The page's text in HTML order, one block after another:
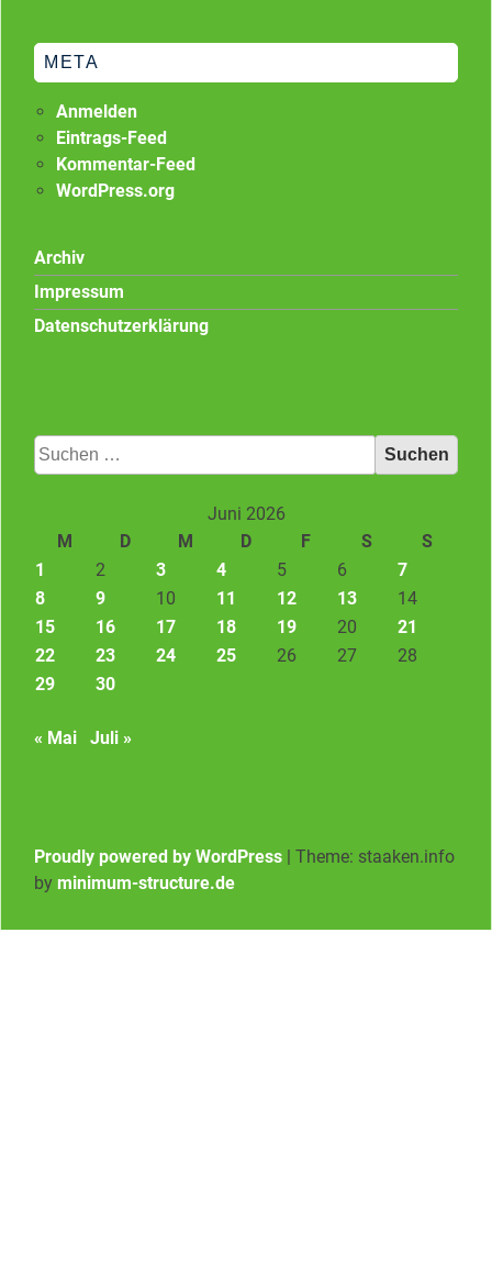
META
Anmelden
Eintrags-Feed
Kommentar-Feed
WordPress.org
Archiv
Impressum
Datenschutzerklärung
Suchen
nach:
Juni 2026
M
D M D F S
S
1
2 3 4 5 6
7
8
9 10 11 12 13
14
15
16 17 18 19 20
21
22
23 24 25 26 27
28
29
30
« Mai Juli »
Proudly powered by WordPress | Theme: staaken.info
by minimum-structure.de